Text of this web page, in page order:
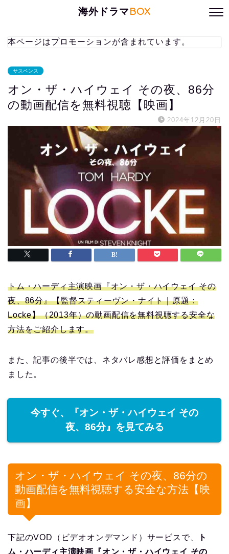
海外ドラマBOX
本ページはプロモーションが含まれています。
サスペンス
オン・ザ・ハイウェイ その夜、86分
の動画配信を無料視聴【映画】
2024年12月20日
トム・ハーディ主演映画『オン・ザ・ハイウェイ その
夜、86分』【監督スティーヴン・ナイト｜原題：
Locke】（2013年）の動画配信を無料視聴する安全な
方法をご紹介します。
また、記事の後半では、ネタバレ感想と評価をまとめ
ました。
今すぐ、『オン・ザ・ハイウェイ その
夜、86分』を見てみる
オン・ザ・ハイウェイ その夜、86分の
動画配信を無料視聴する安全な方法【映
画】
下記のVOD（ビデオオンデマンド）サービスで、
ト
ム・ハーディ主演映画『オン・ザ・ハイウェイ その